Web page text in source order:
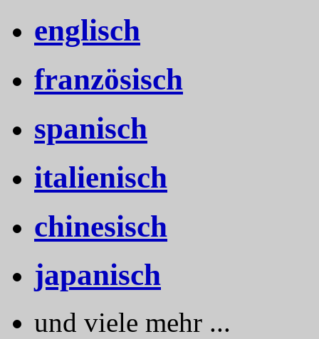
englisch
französisch
spanisch
italienisch
chinesisch
japanisch
und viele mehr ...